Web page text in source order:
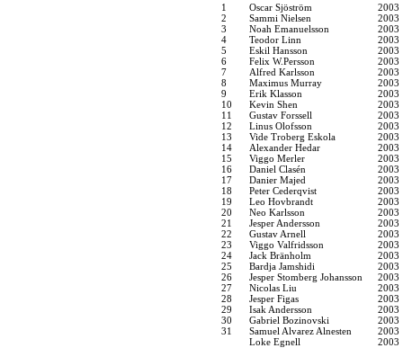
1 Oscar Sjöström
2003
2
Sammi Nielsen
2003
3
Noah Emanuelsson
2003
4
Teodor Linn
2003
5
Eskil Hansson
2003
6
Felix W.Persson
2003
7
Alfred Karlsson
2003
8
Maximus Murray
2003
9
Erik Klasson
2003
10
Kevin Shen
2003
11
Gustav Forssell
2003
12
Linus Olofsson
2003
13
Vide Troberg Eskola
2003
14
Alexander Hedar
2003
15
Viggo Merler
2003
16
Daniel Clasén
2003
17
Danier Majed
2003
18
Peter Cederqvist
2003
19
Leo Hovbrandt
2003
20
Neo Karlsson
2003
21
Jesper Andersson
2003
22
Gustav Arnell
2003
23
Viggo Valfridsson
2003
24
Jack Bränholm
2003
25
Bardja Jamshidi
2003
26
Jesper Stomberg Johansson
2003
27
Nicolas Liu
2003
28
Jesper Figas
2003
29
Isak Andersson
2003
30
Gabriel Bozinovski
2003
31
Samuel Alvarez Alnesten
2003
Loke Egnell
2003